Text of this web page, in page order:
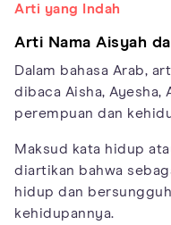
Arti yang Indah
Arti Nama Aisyah
Dalam bahasa Arab,
dibaca Aisha, Ayesha,
perempuan dan
Maksud kata hidup
diartikan bahwa
hidup dan
kehidupannya.